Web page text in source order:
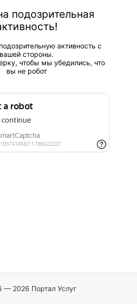
подозрительная
активность с
вашей стороны.
чтобы мы убедились, что
вы не робот
— 2026 Портал Услуг